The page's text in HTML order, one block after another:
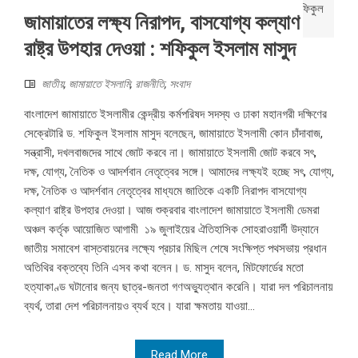
জামায়াতের লক্ষ্য নিরাপদ, বাসযোগ্য কল্যাণ
রাষ্ট্র উপহার দেওয়া : শফিকুল ইসলাম মাসুদ
জাতীয়, জামায়াতে ইসলামি, রাজনীতি, সংবাদ
বাংলাদেশ জামায়াতে ইসলামীর কেন্দ্রীয় কর্মপরিষদ সদস্য ও ঢাকা মহানগরী দক্ষিণের
সেক্রেটারি ড. শফিকুল ইসলাম মাসুদ বলেছেন, জামায়াতে ইসলামী কোন চাঁদাবাজ,
সন্ত্রাসী, দখলবাজদের সাথে জোট করবে না। জামায়াতে ইসলামী জোট করবে সৎ,
দক্ষ, যোগ্য, নৈতিক ও আদর্শবান নেতৃত্বের সঙ্গে। আমাদের লক্ষ্যই হচ্ছে সৎ, যোগ্য,
দক্ষ, নৈতিক ও আদর্শবান নেতৃত্বের মাধ্যমে জাতিকে একটি নিরাপদ বাসযোগ্য
কল্যাণ রাষ্ট্র উপহার দেওয়া। আজ শুক্রবার বাংলাদেশ জামায়াতে ইসলামী ডেমরা
অঞ্চল কর্তৃক আয়োজিত আগামী ১৯ জুলাইয়ের ঐতিহাসিক সোহরাওয়ার্দী উদ্যানে
জাতীয় সমাবেশ বাস্তবায়নের লক্ষ্যে প্রচার মিছিল শেষে সংক্ষিপ্ত পথসভায় প্রধান
অতিথির বক্তব্যে তিনি এসব কথা বলেন। ড. মাসুদ বলেন, মিটফোর্ডের মতো
হত্যাকাণ্ড ঘটানোর জন্য ছাত্র-জনতা গণঅভ্যুত্থান করেনি। যারা দল পরিচালনায়
ব্যর্থ, তারা দেশ পরিচালনায়ও ব্যর্থ হবে। যারা ক্ষমতায় যাওয়া...
Read More